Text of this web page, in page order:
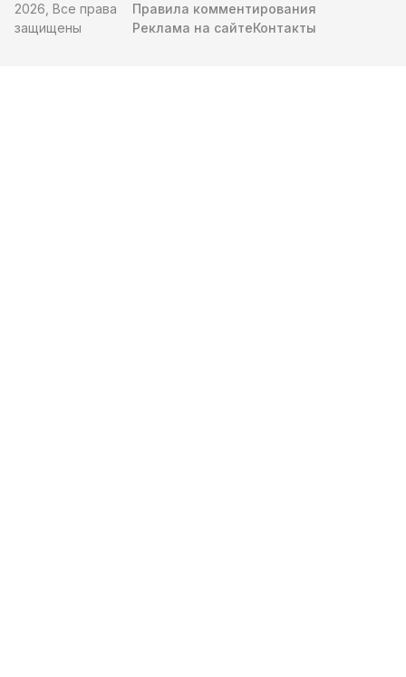
2026, Все права
защищены
Правила комментирования
Реклама на сайтеКонтакты